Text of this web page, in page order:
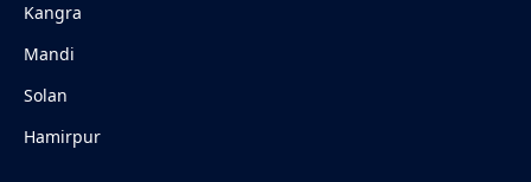
Kangra
Mandi
Solan
Hamirpur